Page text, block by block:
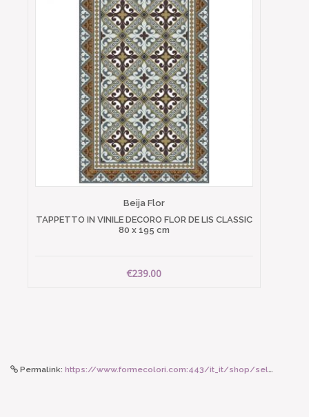
Beija Flor
TAPPETTO IN VINILE DECORO FLOR DE LIS CLASSIC
80 x 195 cm
€239.00
Permalink: https://www.formecolori.com:443/it_it/shop/seletti_world/carpet/seletti_burnt_carpet_freedom_80_x_120_cm/5578